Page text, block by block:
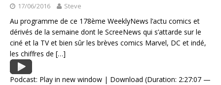
17/06/2016 Steve
Au programme de ce 178ème WeeklyNews l’actu comics et
dérivés de la semaine dont le ScreeNews qui s’attarde sur le
ciné et la TV et bien sûr les brèves comics Marvel, DC et indé,
les chiffres de […]
Podcast: Play in new window | Download (Duration: 2:27:07 —